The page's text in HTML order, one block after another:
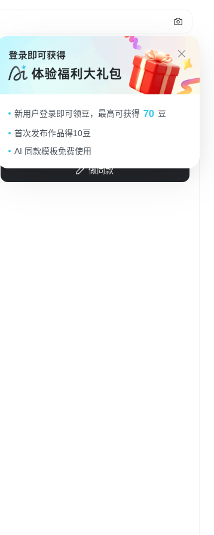
51
宇航员具有互动，底部微缩的繁华的
中式+现代的建筑群后，祥云环绕，
背后巨大的月亮，非常规构图，金色
+红为主色调
GA-YO嘎哟
做同款
新用户登录即可领豆，最高可获得 70 豆
首次发布作品得10豆
AI 同款模板免费使用